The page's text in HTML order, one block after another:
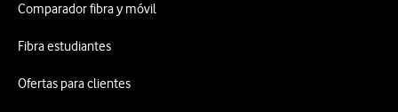
Comparador fibra y móvil
Fibra estudiantes
Ofertas para clientes